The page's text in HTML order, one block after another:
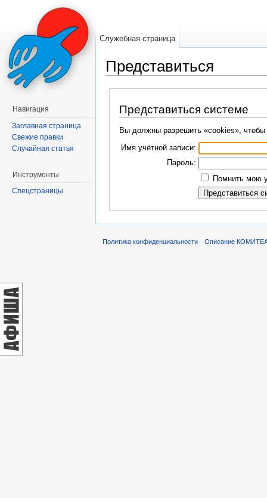
Представиться
Представиться системе
Вы должны разрешить «cookies», чтобы
Имя учётной записи:
Пароль:
Помнить мою
Служебная страница
Навигация
Заглавная страница
Свежие правки
Случайная статья
Инструменты
Спецстраницы
Политика конфиденциальности Описание